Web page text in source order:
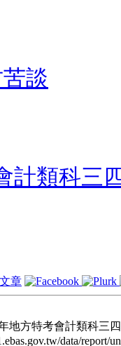
談
計類科三
地方特考會計類科三
data/